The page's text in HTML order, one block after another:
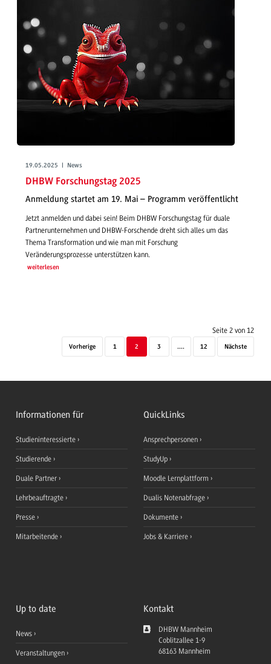
19.05.2025 | News
DHBW Forschungstag 2025
Anmeldung startet am 19. Mai – Programm veröffentlicht
Jetzt anmelden und dabei sein! Beim DHBW Forschungstag für duale
Partnerunternehmen und DHBW-Forschende dreht sich alles um das
Thema Transformation und wie man mit Forschung
Veränderungsprozesse unterstützen kann.
weiterlesen
Seite 2 von 12
Vorherige 1 2 3 .... 12 Nächste
Informationen für
Studieninteressierte
Studierende
Duale Partner
Lehrbeauftragte
Presse
Mitarbeitende
QuickLinks
Ansprechpersonen
StudyUp
Moodle Lernplattform
Dualis Notenabfrage
Dokumente
Jobs & Karriere
Up to date
News
Veranstaltungen
Kontakt
DHBW Mannheim
Coblitzallee 1-9
68163 Mannheim